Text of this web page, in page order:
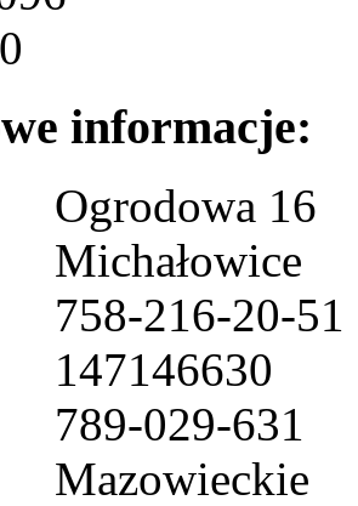
informacje:
Ogrodowa 16
Michałowice
758-216-20-51
147146630
789-029-631
Mazowieckie